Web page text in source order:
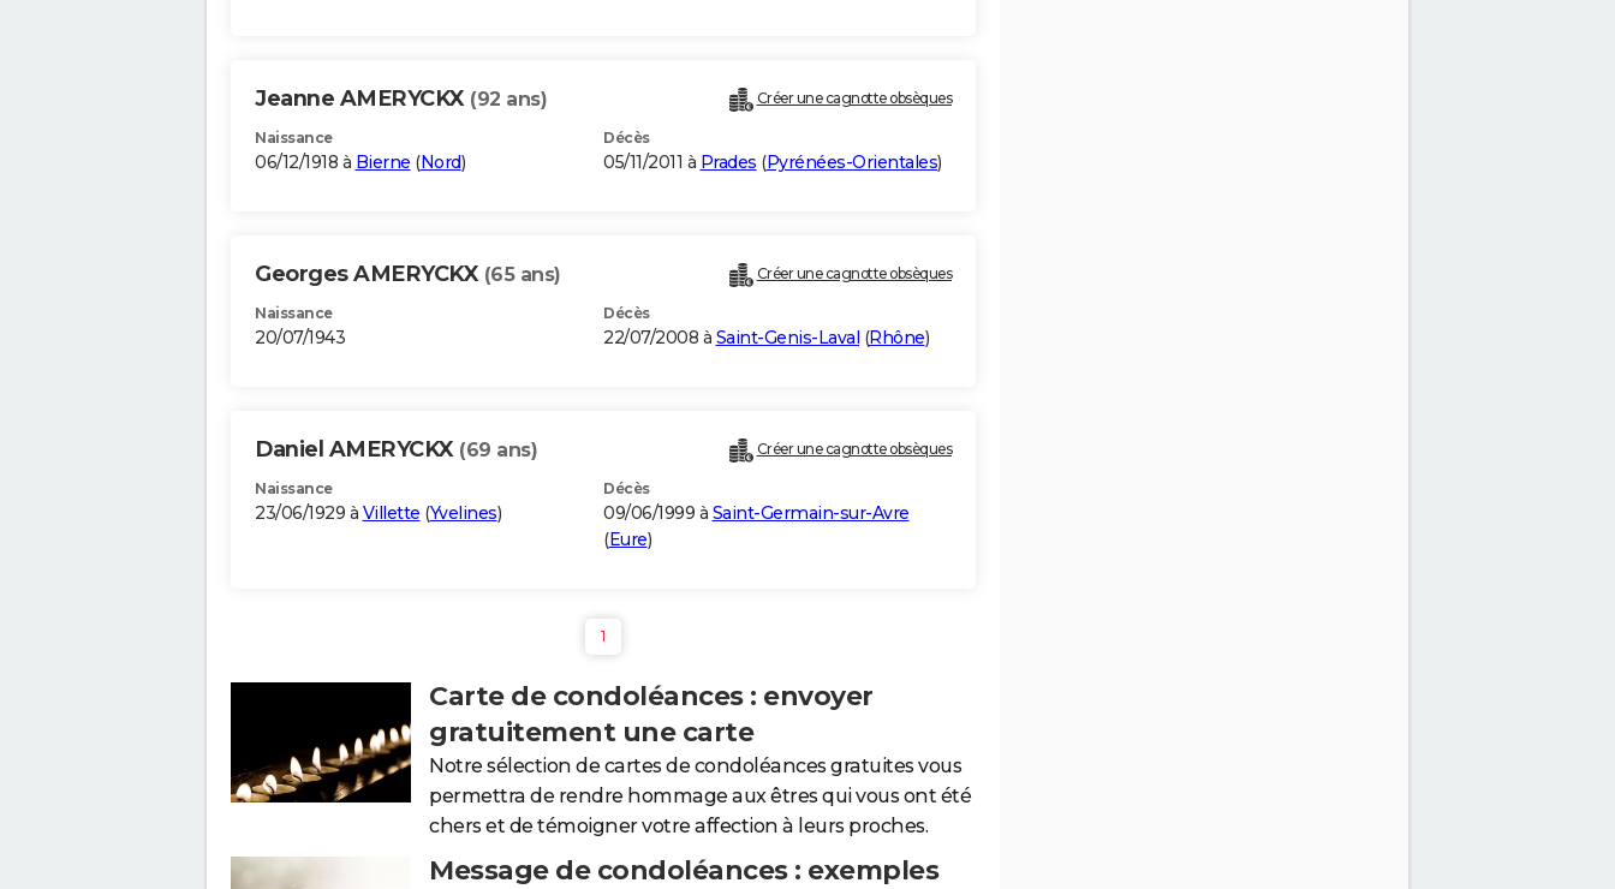
Jeanne AMERYCKX (92 ans) Créer une cagnotte obsèques
Naissance
06/12/1918 à Bierne (Nord)
Décès
05/11/2011 à Prades (Pyrénées-Orientales)
Georges AMERYCKX (65 ans) Créer une cagnotte obsèques
Naissance
20/07/1943
Décès
22/07/2008 à Saint-Genis-Laval (Rhône)
Daniel AMERYCKX (69 ans) Créer une cagnotte obsèques
Naissance
23/06/1929 à Villette (Yvelines)
Décès
09/06/1999 à Saint-Germain-sur-Avre
(Eure)
1
Carte de condoléances : envoyer
gratuitement une carte
Notre sélection de cartes de condoléances gratuites vous
permettra de rendre hommage aux êtres qui vous ont été
chers et de témoigner votre affection à leurs proches.
Message de condoléances : exemples